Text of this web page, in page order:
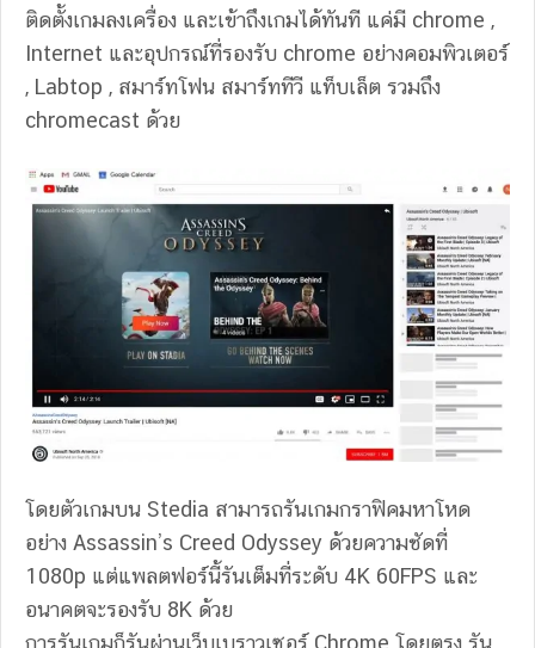
ติดตั้งเกมลงเครื่อง และเข้าถึงเกมได้ทันที แค่มี chrome ,
Internet และอุปกรณ์ที่รองรับ chrome อย่างคอมพิวเตอร์
, Labtop , สมาร์ทโฟน สมาร์ททีวี แท็บเล็ต รวมถึง
chromecast ด้วย
โดยตัวเกมบน Stedia สามารถรันเกมกราฟิคมหาโหด
อย่าง Assassin’s Creed Odyssey ด้วยความชัดที่
1080p แต่แพลตฟอร์นี้รันเต็มที่ระดับ 4K 60FPS และ
อนาคตจะรองรับ 8K ด้วย
การรันเกมก็รันผ่านเว็บเบราวเซอร์ Chrome โดยตรง รัน